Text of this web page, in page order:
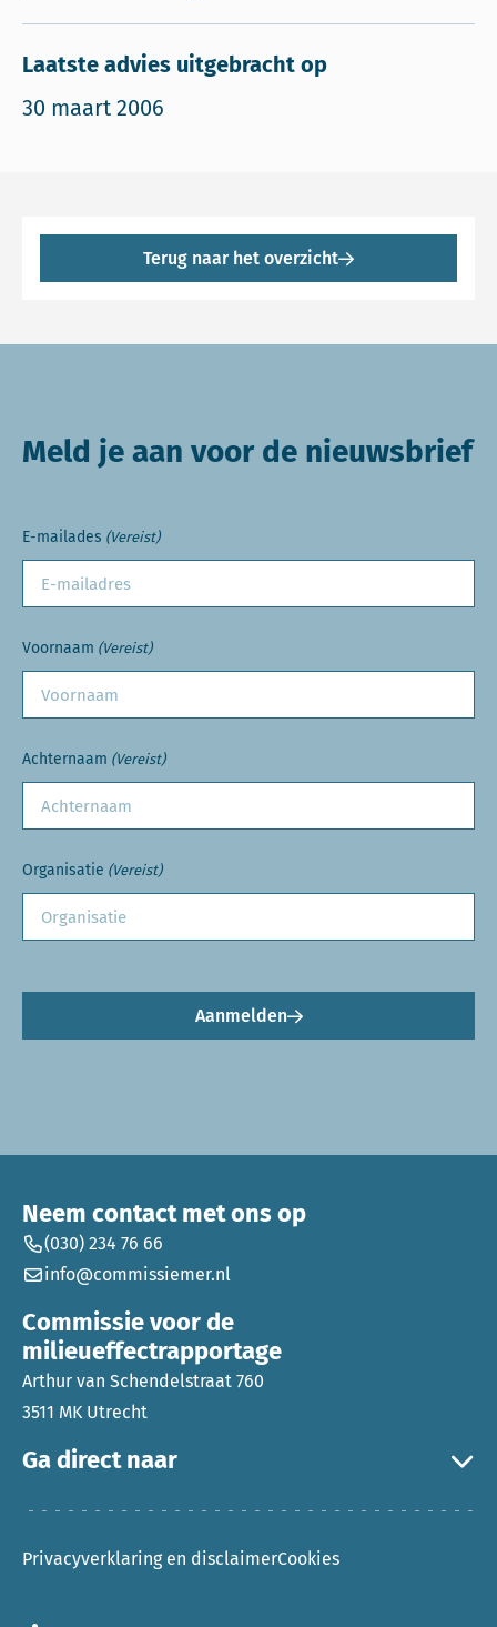
Laatste advies uitgebracht op
30 maart 2006
Terug naar het overzicht
Meld je aan voor de nieuwsbrief
E-mailades (Vereist)
Voornaam (Vereist)
Achternaam (Vereist)
Organisatie (Vereist)
Aanmelden
Ga direct naar
Neem contact met ons op
(030) 234 76 66
info@commissiemer.nl
Commissie voor de
milieueffectrapportage
Arthur van Schendelstraat 760
3511 MK Utrecht
Privacyverklaring en disclaimerCookies